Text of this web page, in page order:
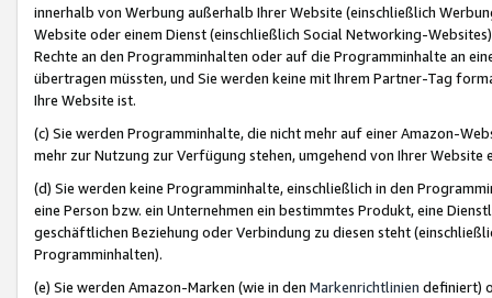
innerhalb von Werbung außerhalb Ihrer Website (einschließlich
Website oder einem Dienst (einschließlich Social Networking-
Rechte an den Programminhalten oder auf die Programminhalte an
übertragen müssten, und Sie werden keine mit Ihrem Partner-Tag
Ihre Website ist.
(c) Sie werden Programminhalte, die nicht mehr auf einer Amazon-
mehr zur Nutzung zur Verfügung stehen, umgehend von Ihrer
(d) Sie werden keine Programminhalte, einschließlich in den
eine Person bzw. ein Unternehmen ein bestimmtes Produkt, eine
geschäftlichen Beziehung oder Verbindung zu diesen steht
Programminhalten).
(e) Sie werden Amazon-Marken (wie in den Markenrichtlinien definiert)